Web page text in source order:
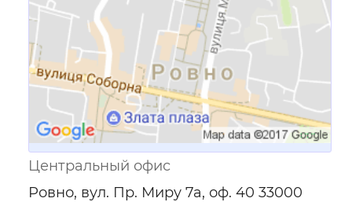
Центральный офис
Ровно, вул. Пр. Миру 7а, оф. 40 33000